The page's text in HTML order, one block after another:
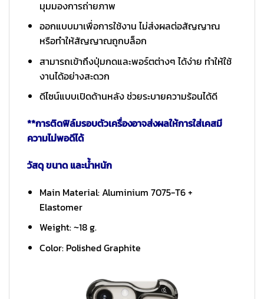
มุมมองการถ่ายภาพ
ออกแบบมาเพื่อการใช้งาน ไม่ส่งผลต่อสัญญาณ
หรือทำให้สัญญาณถูกบล็อก
สามารถเข้าถึงปุ่มกดและพอร์ตต่างๆ ได้ง่าย ทำให้ใช้
งานได้อย่างสะดวก
ดีไซน์แบบเปิดด้านหลัง ช่วยระบายความร้อนได้ดี
**การติดฟิล์มรอบตัวเครื่องอาจส่งผลให้การใส่เคสมี
ความไม่พอดีได้
วัสดุ ขนาด และน้ำหนัก
Main Material: Aluminium 7075-T6 +
Elastomer
Weight: ~18 g.
Color: Polished Graphite